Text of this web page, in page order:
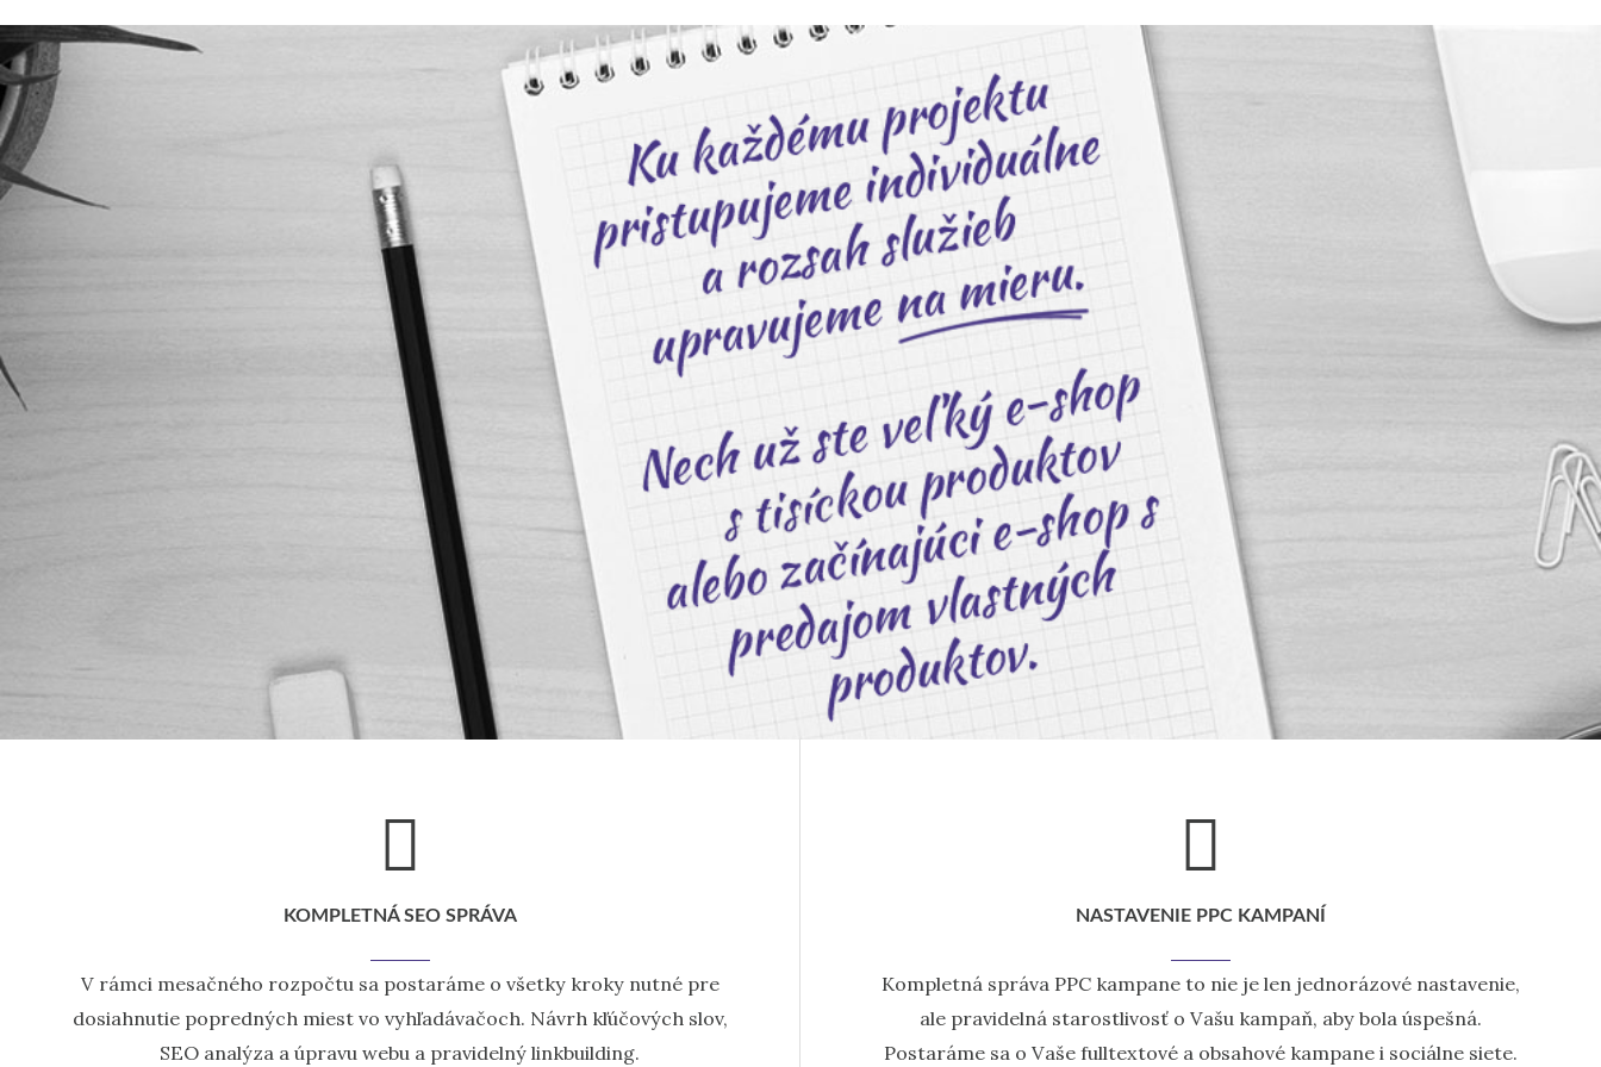
KOMPLETNÁ SEO SPRÁVA
V rámci mesačného rozpočtu sa postaráme o všetky kroky nutné pre
dosiahnutie popredných miest vo vyhľadávačoch. Návrh kľúčových slov,
SEO analýza a úpravu webu a pravidelný linkbuilding.
NASTAVENIE PPC KAMPANÍ
Kompletná správa PPC kampane to nie je len jednorázové nastavenie,
ale pravidelná starostlivosť o Vašu kampaň, aby bola úspešná.
Postaráme sa o Vaše fulltextové a obsahové kampane i sociálne siete.